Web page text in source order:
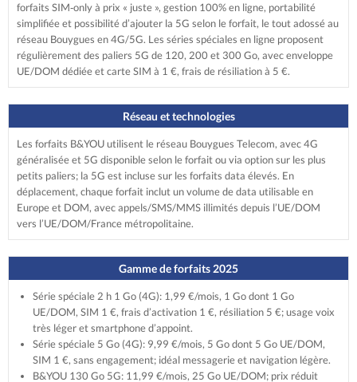
forfaits SIM‑only à prix « juste », gestion 100% en ligne, portabilité
simplifiée et possibilité d’ajouter la 5G selon le forfait, le tout adossé au
réseau Bouygues en 4G/5G. Les séries spéciales en ligne proposent
régulièrement des paliers 5G de 120, 200 et 300 Go, avec enveloppe
UE/DOM dédiée et carte SIM à 1 €, frais de résiliation à 5 €.
Réseau et technologies
Les forfaits B&YOU utilisent le réseau Bouygues Telecom, avec 4G
généralisée et 5G disponible selon le forfait ou via option sur les plus
petits paliers; la 5G est incluse sur les forfaits data élevés. En
déplacement, chaque forfait inclut un volume de data utilisable en
Europe et DOM, avec appels/SMS/MMS illimités depuis l’UE/DOM
vers l’UE/DOM/France métropolitaine.
Gamme de forfaits 2025
Série spéciale 2 h 1 Go (4G): 1,99 €/mois, 1 Go dont 1 Go
UE/DOM, SIM 1 €, frais d’activation 1 €, résiliation 5 €; usage voix
très léger et smartphone d’appoint.
Série spéciale 5 Go (4G): 9,99 €/mois, 5 Go dont 5 Go UE/DOM,
SIM 1 €, sans engagement; idéal messagerie et navigation légère.
B&YOU 130 Go 5G: 11,99 €/mois, 25 Go UE/DOM; prix réduit